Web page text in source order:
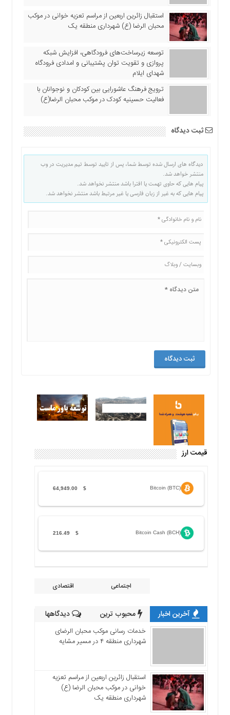
استقبال زائرین اربعین از مراسم تعزیه خوانی در موکب
محبان الرضا (ع) شهرداری منطقه یک
توسعه زیرساخت‌های فرودگاهی، افزایش شبکه
پروازی و تقویت توان پشتیبانی و امدادی فرودگاه
شهدای ایلام
ترویج فرهنگ عاشورایی بین کودکان و نوجوانان با
فعالیت حسینیه کودک در موکب محبان الرضا(ع)
ثبت دیدگاه
دیدگاه های ارسال شده توسط شما، پس از تایید توسط تیم مدیریت در وب
منتشر خواهد شد.
پیام هایی که حاوی تهمت یا افترا باشد منتشر نخواهد شد.
پیام هایی که به غیر از زبان فارسی یا غیر مرتبط باشد منتشر نخواهد شد.
قیمت ارز
Bitcoin (BTC)
$
64,949.00
Bitcoin Cash (BCH)
$
216.49
اجتماعی اقتصادی
آخرین اخبار محبوب ترین دیدگاهها
خدمات رسانی موکب محبان الرضای
شهرداری منطقه ۴ در مسیر مشایه
استقبال زائرین اربعین از مراسم تعزیه
خوانی در موکب محبان الرضا (ع)
شهرداری منطقه یک